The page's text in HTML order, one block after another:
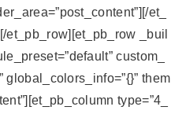
et_
_buil
custom_
global_colors_info=”{}” them
type=”4_